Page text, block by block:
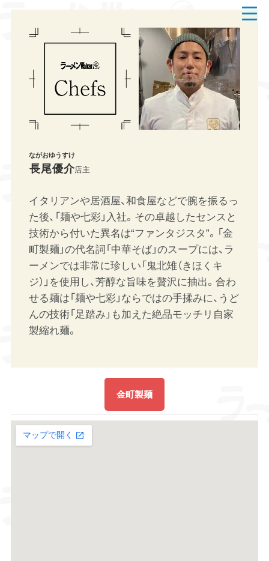
t
長尾優介
ながおゆうすけ
店主
イタリアンや居酒屋、和食屋などで腕を振るっ
た後、「麺や七彩」入社。その卓越したセンスと
技術から付いた異名は“ファンタジスタ”。「金
町製麺」の代名詞「中華そば」のスープには、ラ
ーメンでは非常に珍しい「鬼北雉（きほくキ
ジ）」を使用し、芳醇な旨味を贅沢に抽出。合わ
せる麺は「麺や七彩」ならではの手揉みに、うど
んの技術「足踏み」も加えた絶品モッチリ自家
製縮れ麺。
金町製麺